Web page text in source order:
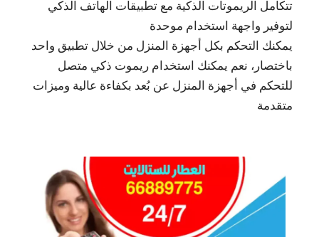
تتكامل الريموتات الذكية مع تطبيقات الهاتف الذكي
لتوفير واجهة استخدام موحدة
يمكنك التحكم بكل أجهزة المنزل من خلال تطبيق واحد
باختصار، نعم يمكنك استخدام ريموت ذكي متصل
للتحكم في أجهزة المنزل عن بُعد بكفاءة عالية وميزات
متقدمة